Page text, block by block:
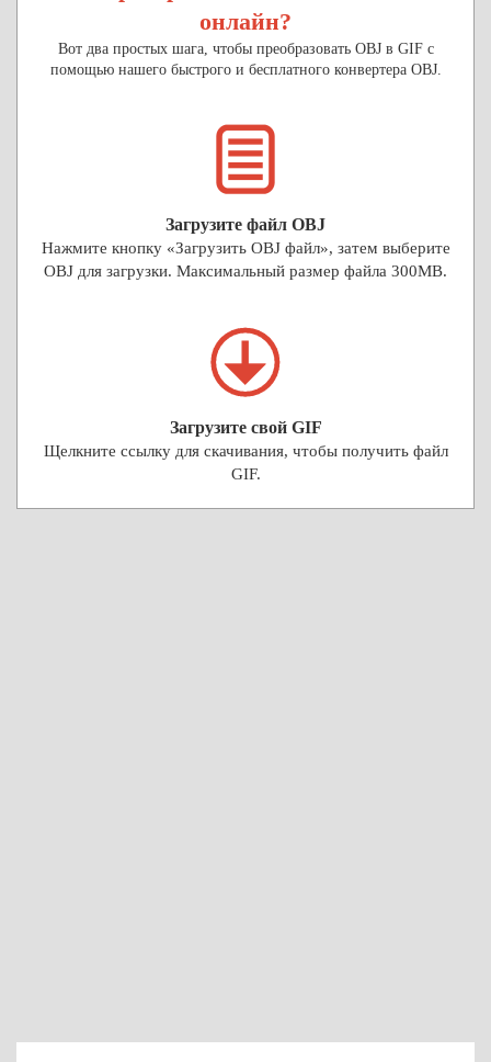
онлайн?
Вот два простых шага, чтобы преобразовать OBJ в GIF с
помощью нашего быстрого и бесплатного конвертера OBJ.
Загрузите файл OBJ
Нажмите кнопку «Загрузить OBJ файл», затем выберите
OBJ для загрузки. Максимальный размер файла 300MB.
Загрузите свой GIF
Щелкните ссылку для скачивания, чтобы получить файл
GIF.